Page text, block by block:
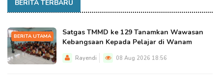
BERITA TERBARU
BERITA UTAMA
Satgas TMMD ke 129 Tanamkan Wawasan
Kebangsaan Kepada Pelajar di Wanam
Rayendi 08 Aug 2026 18:56